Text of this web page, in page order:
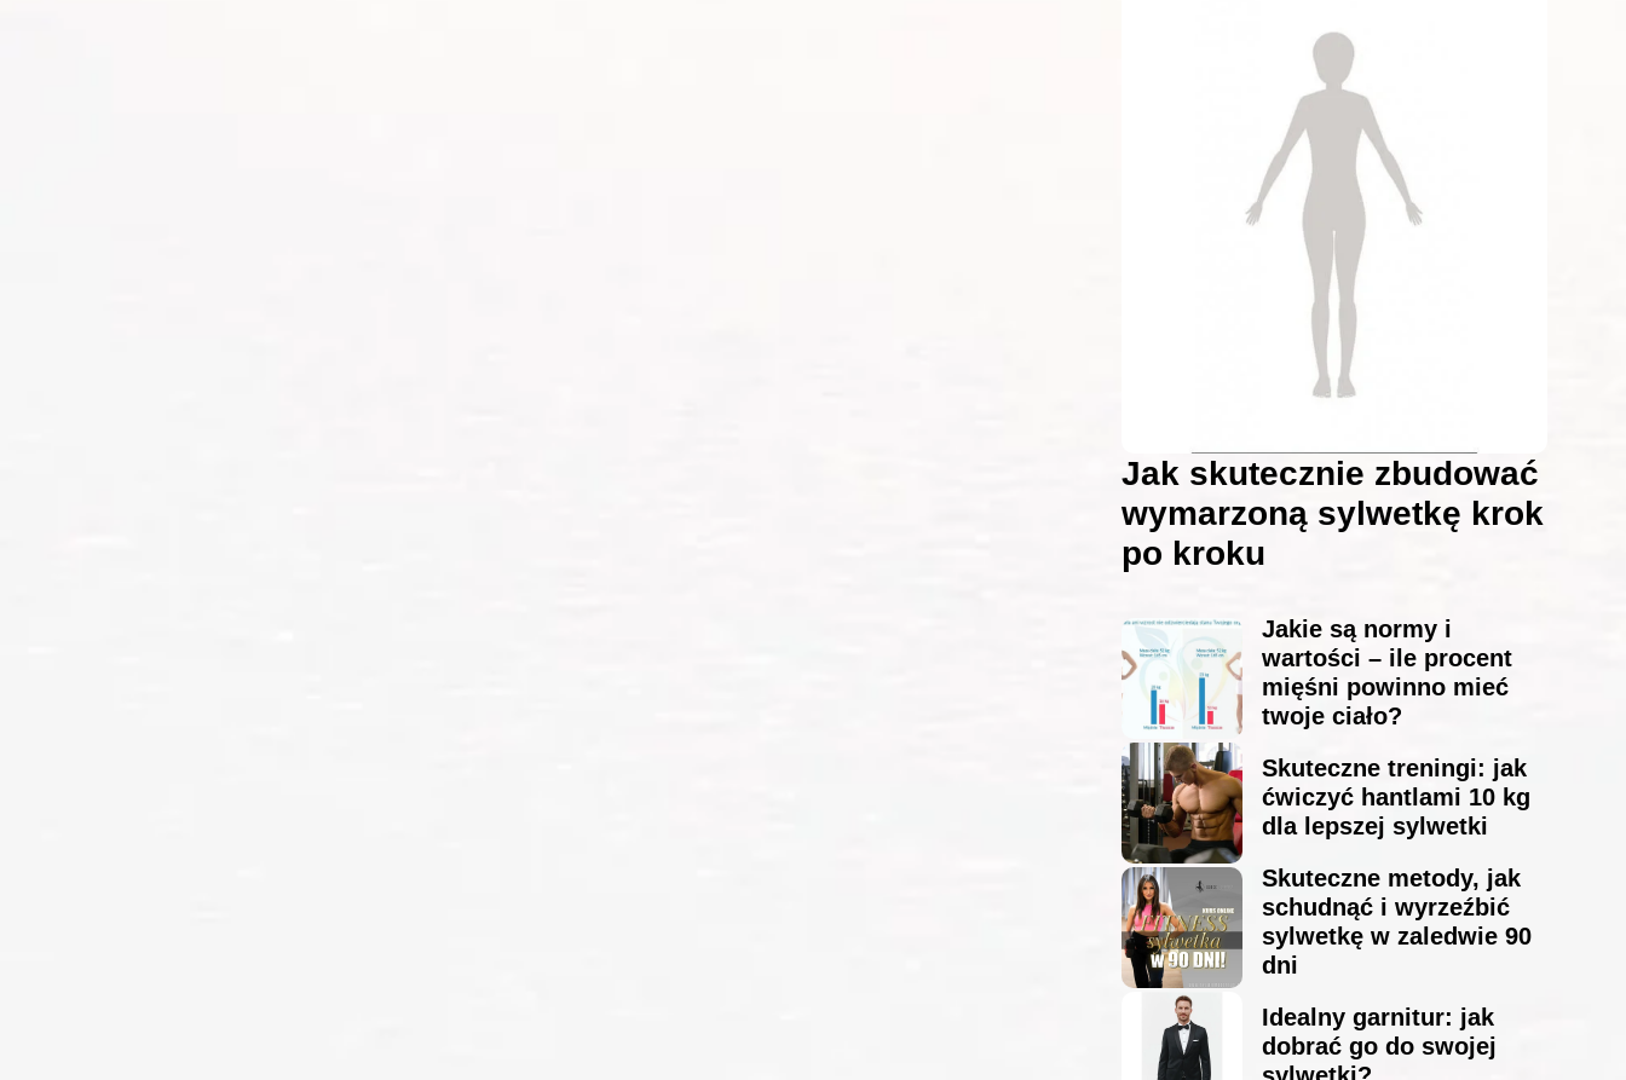
Jak skutecznie zbudować
wymarzoną sylwetkę krok
po kroku
Jakie są normy i
wartości – ile procent
mięśni powinno mieć
twoje ciało?
Skuteczne treningi: jak
ćwiczyć hantlami 10 kg
dla lepszej sylwetki
Skuteczne metody, jak
schudnąć i wyrzeźbić
sylwetkę w zaledwie 90
dni
Idealny garnitur: jak
dobrać go do swojej